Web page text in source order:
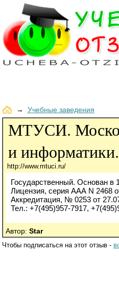
→ Учебные заведения
МТУСИ.
и
http://www.mtuci.ru/
Государственный. Основан в
Лицензия, серия ААА N 2468
Аккредитация, № 0253 от
Тел.: +7(495)957-7917,
Автор: Star
Чтобы подписаться на этот отзыв -